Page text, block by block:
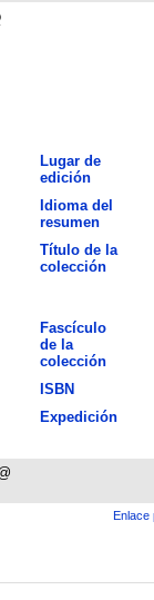
Lugar de
edición
Idioma del
resumen
Título de la
colección
Fascículo
de la
colección
ISBN
Expedición
Enlace